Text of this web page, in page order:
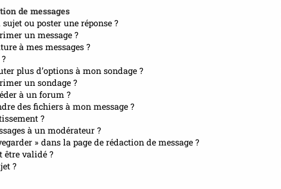
de messages
ou poster une réponse ?
un message ?
à mes messages ?
plus d’options à mon sondage ?
un sondage ?
à un forum ?
des fichiers à mon message ?
?
à un modérateur ?
» dans la page de rédaction de message ?
être validé ?
?